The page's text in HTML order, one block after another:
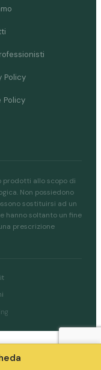
Policy
Policy
prodotti allo scopo di
Non possiedono
sostituirsi ad un
hanno soltanto un fine
prescrizione